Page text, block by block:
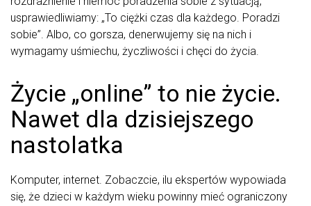
usprawiedliwiamy: „To ciężki czas dla każdego. Poradzi
sobie”. Albo, co gorsza, denerwujemy się na nich i
wymagamy uśmiechu, życzliwości i chęci do życia.
Życie „online” to nie życie.
Nawet dla dzisiejszego
nastolatka
Komputer, internet. Zobaczcie, ilu ekspertów wypowiada
się, że dzieci w każdym wieku powinny mieć ograniczony